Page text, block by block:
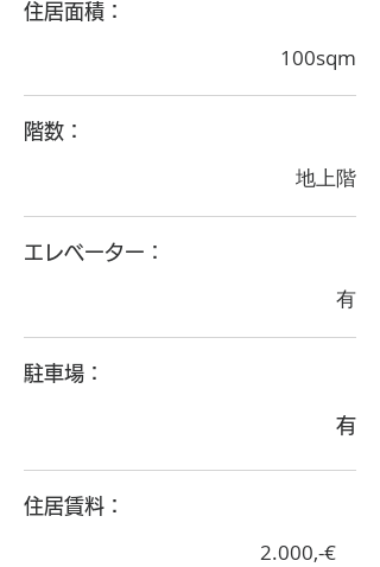
住居面積：
100sqm
階数：
地上階
エレベーター：
有
駐車場：
有
​住居賃料：
2.000,-€